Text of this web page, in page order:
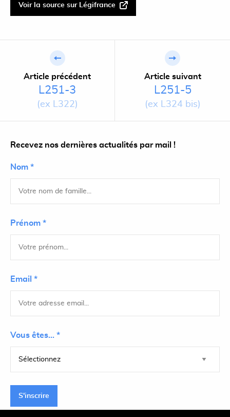
Voir la source sur Légifrance
Article précédent
L251-3
(ex L322)
Article suivant
L251-5
(ex L324 bis)
Recevez nos dernières actualités par mail !
Nom *
Prénom *
Email *
Vous êtes... *
S'inscrire